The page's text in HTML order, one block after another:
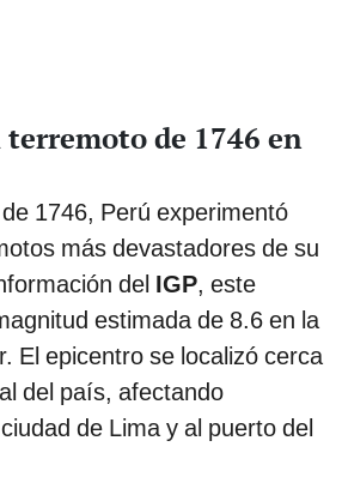
terremoto de 1746 en
1746, Perú experimentó
más devastadores de su
del IGP, este
estimada de 8.6 en la
El epicentro se localizó cerca
del país, afectando
de Lima y al puerto del